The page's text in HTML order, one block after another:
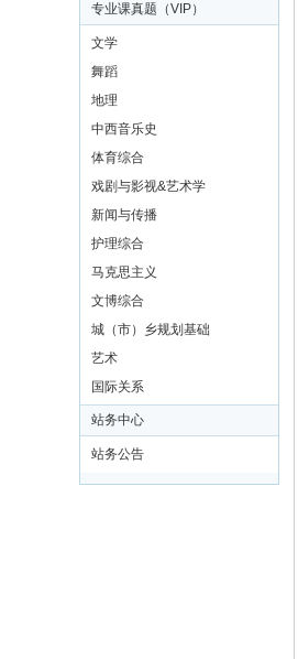
专业课真题（VIP）
文学
舞蹈
地理
中西音乐史
体育综合
戏剧与影视&艺术学
新闻与传播
护理综合
马克思主义
文博综合
城（市）乡规划基础
艺术
国际关系
站务中心
站务公告